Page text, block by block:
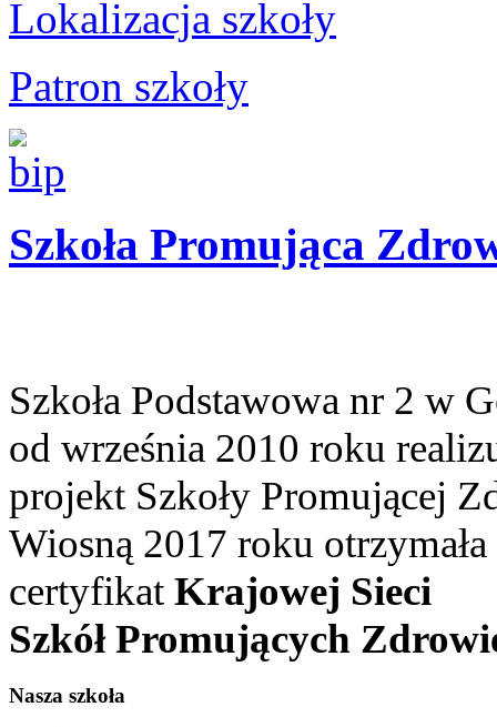
Lokalizacja szkoły
Patron szkoły
Szkoła Promująca
Szkoła Podstawowa nr 2 w
od września 2010 roku
projekt Szkoły Promującej
Wiosną 2017 roku otrzymała
certyfikat Krajowej Sieci
Szkół Promujących
Nasza szkoła